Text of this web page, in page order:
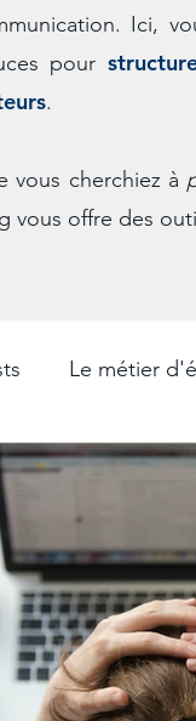
Ici,
pour
.
vous cherchiez à
vous offre des
Le métier
courriers
La rédaction
Les démarches